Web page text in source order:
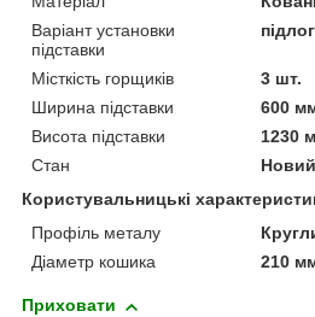
Варіант установки
підставки
Місткість горщиків
3 шт.
Ширина підставки
600
Висота підставки
1230
Стан
Новий
Користувальницькі
Профіль металу
Діаметр кошика
210
Приховати